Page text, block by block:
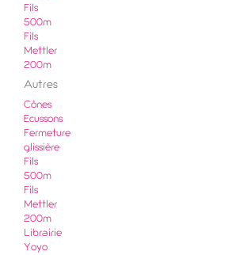
Fils
500m
Fils
Mettler
200m
Autres
Cônes
Ecussons
Fermeture
glissière
Fils
500m
Fils
Mettler
200m
Librairie
Yoyo